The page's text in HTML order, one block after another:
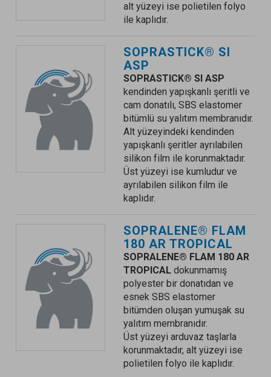
alt yüzeyi ise polietilen folyo
ile kaplıdır.
SOPRASTICK® SI
ASP
SOPRASTICK® SI ASP
kendinden yapışkanlı şeritli ve
cam donatılı, SBS elastomer
bitümlü su yalıtım membranıdır.
Alt yüzeyindeki kendinden
yapışkanlı şeritler ayrılabilen
silikon film ile korunmaktadır.
Üst yüzeyi ise kumludur ve
ayrılabilen silikon film ile
kaplıdır.
SOPRALENE® FLAM
180 AR TROPICAL
SOPRALENE® FLAM 180 AR
TROPICALdokunmamış
polyester bir donatıdan ve
esnek SBS elastomer
bitümden oluşan yumuşak su
yalıtım membranıdır.
Üst yüzeyi arduvaz taşlarla
korunmaktadır, alt yüzeyi ise
polietilen folyo ile kaplıdır.